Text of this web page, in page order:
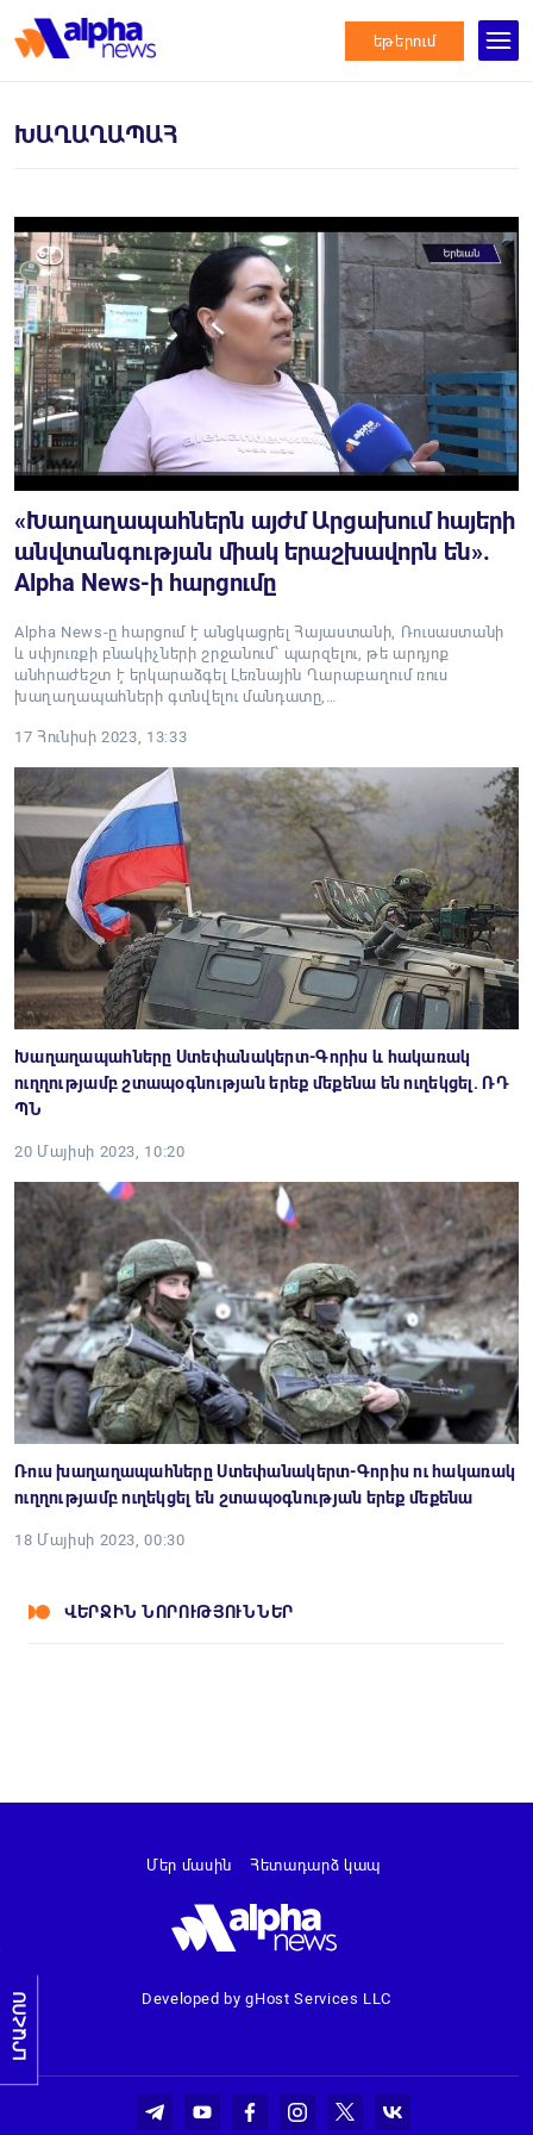
եթերում
ԽԱՂԱՂԱՊԱՀ
«Խաղաղապահներն այժմ Արցախում հայերի
անվտանգության միակ երաշխավորն են».
Alpha News-ի հարցումը
Alpha News-ը հարցում է անցկացրել Հայաստանի, Ռուսաստանի
և սփյուռքի բնակիչների շրջանում՝ պարզելու, թե արդյոք
անհրաժեշտ է երկարաձգել Լեռնային Ղարաբաղում ռուս
խաղաղապահների գտնվելու մանդատը,…
17 Հունիսի 2023, 13:33
Խաղաղապահները Ստեփանակերտ-Գորիս և հակառակ
ուղղությամբ շտապօգնության երեք մեքենա են ուղեկցել. ՌԴ
ՊՆ
20 Մայիսի 2023, 10:20
Ռուս խաղաղապահները Ստեփանակերտ-Գորիս ու հակառակ
ուղղությամբ ուղեկցել են շտապօգնության երեք մեքենա
18 Մայիսի 2023, 00:30
ՎԵՐՋԻՆ ՆՈՐՈՒԹՅՈՒՆՆԵՐ
ԼՐԱՀՈՍ Developed by gHost Services LLC
Մեր մասին Հետադարձ կապ